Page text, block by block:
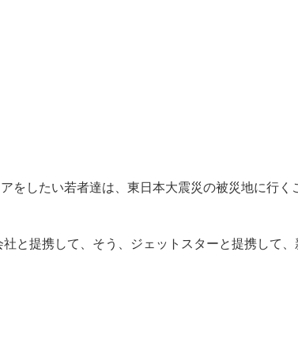
をしたい若者達は、東日本大震災の被災地に行く
と提携して、そう、ジェットスターと提携して、